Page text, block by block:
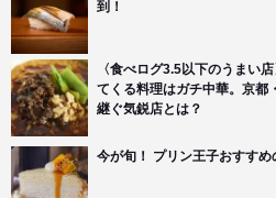
到！
〈食べログ3.5以下のうまい
てくる料理はガチ中華。京都
継ぐ気鋭店とは？
今が旬！ プリン王子おすす